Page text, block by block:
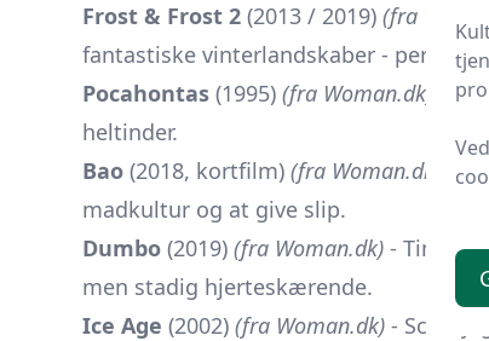
Frost & Frost 2 (2013 / 2019) (fra
fantastiske vinterlandskaber - perfekt
Pocahontas (1995) (fra Woman.dk)
-
heltinder.
Bao (2018, kortfilm) (fra Woman.dk)
-
madkultur og at give slip.
Dumbo (2019) (fra Woman.dk) - Tim
men stadig hjerteskærende.
Ice Age (2002) (fra Woman.dk) - Scrat